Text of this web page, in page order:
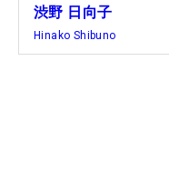
優花、アマチュアの
渋野 日向子
Hinako Shibuno